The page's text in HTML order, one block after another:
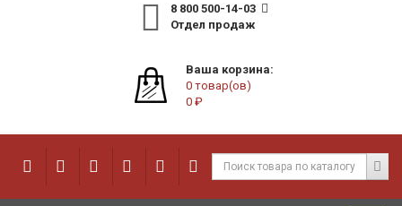
8 800 500-14-03
Отдел продаж
Ваша корзина:
0 товар(ов)
0 ₽